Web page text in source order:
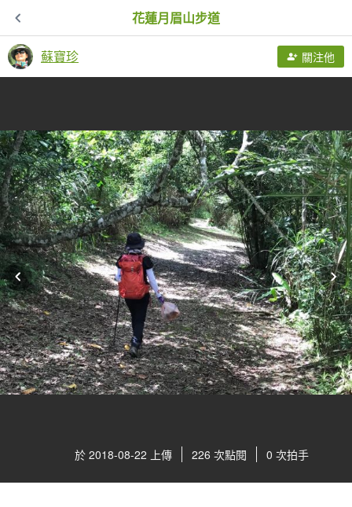
花蓮月眉山步道
蘇寶珍 關注他
於 2018-08-22 上傳 226 次點閱 0 次拍手